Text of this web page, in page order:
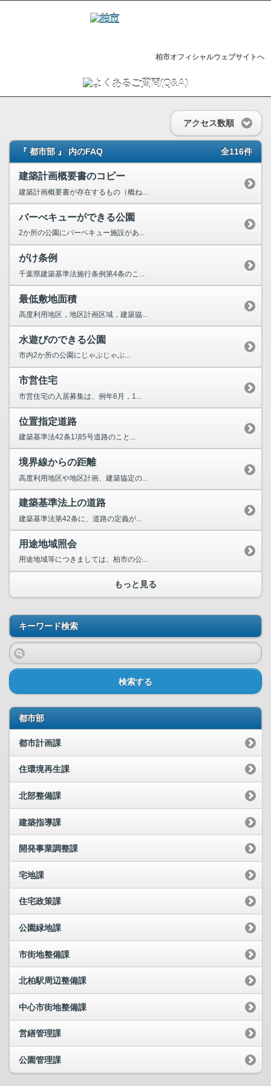
柏市オフィシャルウェブサイトへ
アクセス数順
『 都市部 』 内のFAQ 全116件
建築計画概要書のコピー
建築計画概要書が存在するもの（概ね...
バーべキューができる公園
2か所の公園にバーベキュー施設があ...
がけ条例
千葉県建築基準法施行条例第4条のこ...
最低敷地面積
高度利用地区，地区計画区域，建築協...
水遊びのできる公園
市内2か所の公園にじゃぶじゃぶ...
市営住宅
市営住宅の入居募集は、例年6月，1...
位置指定道路
建築基準法42条1項5号道路のこと...
境界線からの距離
高度利用地区や地区計画、建築協定の...
建築基準法上の道路
建築基準法第42条に、道路の定義が...
用途地域照会
用途地域等につきましては、柏市の公...
もっと見る
キーワード検索
検索する
都市部
都市計画課
住環境再生課
北部整備課
建築指導課
開発事業調整課
宅地課
住宅政策課
公園緑地課
市街地整備課
北柏駅周辺整備課
中心市街地整備課
営繕管理課
公園管理課